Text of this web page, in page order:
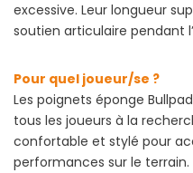
excessive. Leur longueur
soutien articulaire pendant
Pour quel joueur/se ?
Les poignets éponge
tous les joueurs à la
confortable et stylé pour
performances sur le terrain.